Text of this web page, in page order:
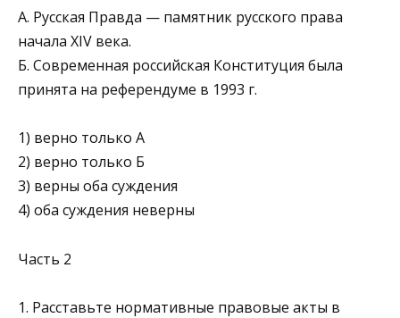
А. Русская Правда — памятник русского права
начала XIV века.
Б. Современная российская Конституция была
принята на референдуме в 1993 г.
1) верно только А
2) верно только Б
3) верны оба суждения
4) оба суждения неверны
Часть 2
1. Расставьте нормативные правовые акты в